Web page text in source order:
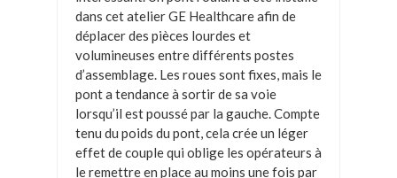
dans cet atelier GE Healthcare afin de
déplacer des pièces lourdes et
volumineuses entre différents postes
d’assemblage. Les roues sont fixes, mais le
pont a tendance à sortir de sa voie
lorsqu’il est poussé par la gauche. Compte
tenu du poids du pont, cela crée un léger
effet de couple qui oblige les opérateurs à
le remettre en place au moins une fois par